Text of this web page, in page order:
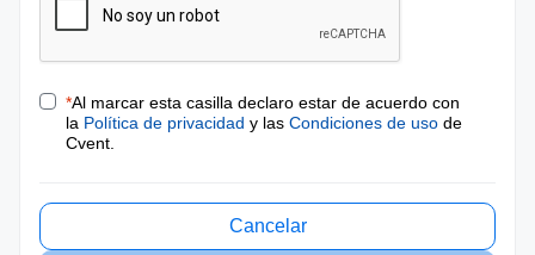
*Al marcar esta casilla declaro estar de acuerdo con
la Política de privacidad y las Condiciones de uso de
Cvent.
Cancelar